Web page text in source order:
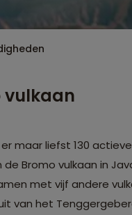
vulkaan
er maar liefst 130
de Bromo vulkaan in
met vijf andere
van het